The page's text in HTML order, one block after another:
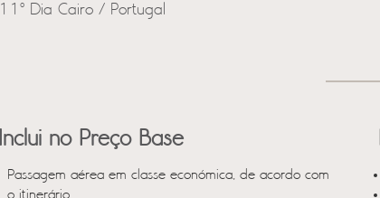
11º Dia Cairo / Portugal
Inclui no Preço Base
Passagem aérea em classe económica, de acordo com